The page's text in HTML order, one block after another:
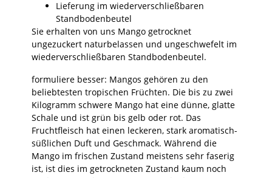
Lieferung im wiederverschließbaren
Standbodenbeutel
Sie erhalten von uns Mango getrocknet
ungezuckert naturbelassen und ungeschwefelt im
wiederverschließbaren Standbodenbeutel.
formuliere besser: Mangos gehören zu den
beliebtesten tropischen Früchten. Die bis zu zwei
Kilogramm schwere Mango hat eine dünne, glatte
Schale und ist grün bis gelb oder rot. Das
Fruchtfleisch hat einen leckeren, stark aromatisch-
süßlichen Duft und Geschmack. Während die
Mango im frischen Zustand meistens sehr faserig
ist, ist dies im getrockneten Zustand kaum noch